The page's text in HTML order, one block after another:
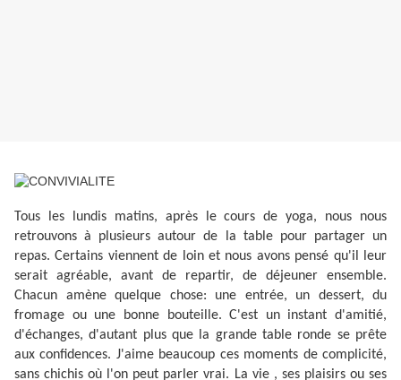
Tous les lundis matins, après le cours de yoga, nous nous
retrouvons à plusieurs autour de la table pour partager un
repas. Certains viennent de loin et nous avons pensé qu'il leur
serait agréable, avant de repartir, de déjeuner ensemble.
Chacun amène quelque chose: une entrée, un dessert, du
fromage ou une bonne bouteille. C'est un instant d'amitié,
d'échanges, d'autant plus que la grande table ronde se prête
aux confidences. J'aime beaucoup ces moments de complicité,
sans chichis où l'on peut parler vrai. La vie , ses plaisirs ou ses